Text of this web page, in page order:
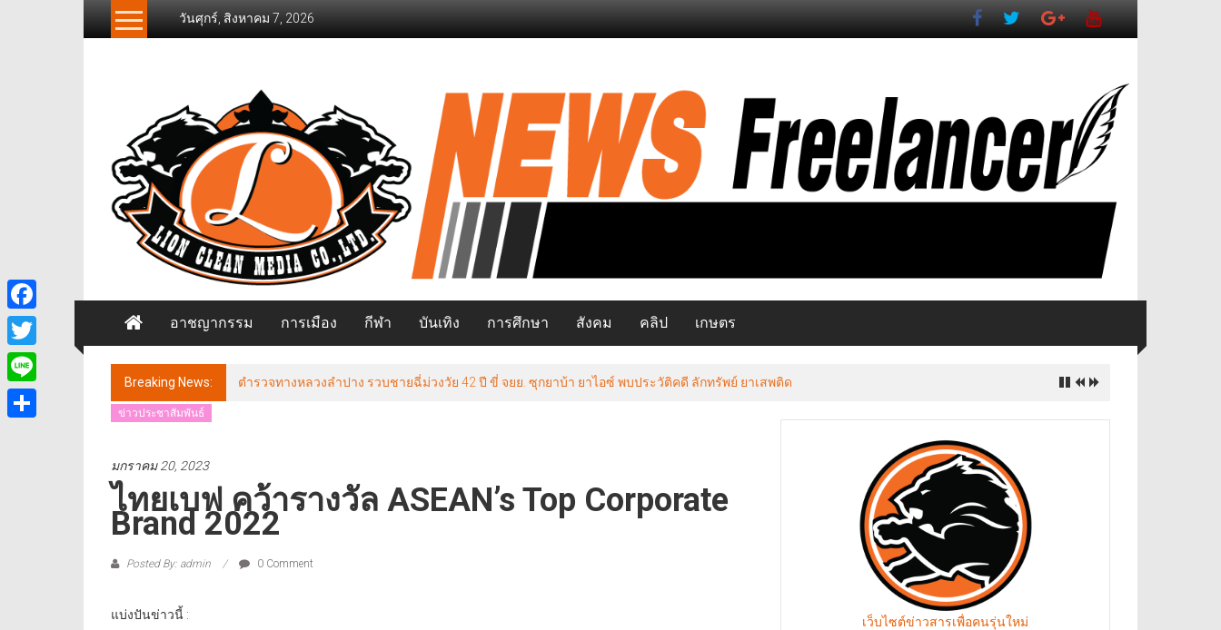
วันศุกร์, สิงหาคม 7, 2026
Freelancer
วส์
ฟรี
แลน
เซอร์
อาชญากรรม การเมือง กีฬา บันเทิง การศึกษา สังคม คลิป เกษตร
Breaking News: ตำรวจทางหลวงลำปาง รวบชายฉี่ม่วงวัย 42 ปี ขี่ จยย. ซุกยาบ้า ยาไอซ์ พบประวัติคดี ลักทรัพย์ ยาเสพติด
ข่าวประชาสัมพันธ์
มกราคม 20, 2023
ไทยเบฟ คว้ารางวัล ASEAN’s Top Corporate
Brand 2022
Posted By: admin 0 Comment
แบ่งปันข่าวนี้ : เว็บไซต์ข่าวสารเพื่อคนรุ่นใหม่
Facebook
Twitter
Line